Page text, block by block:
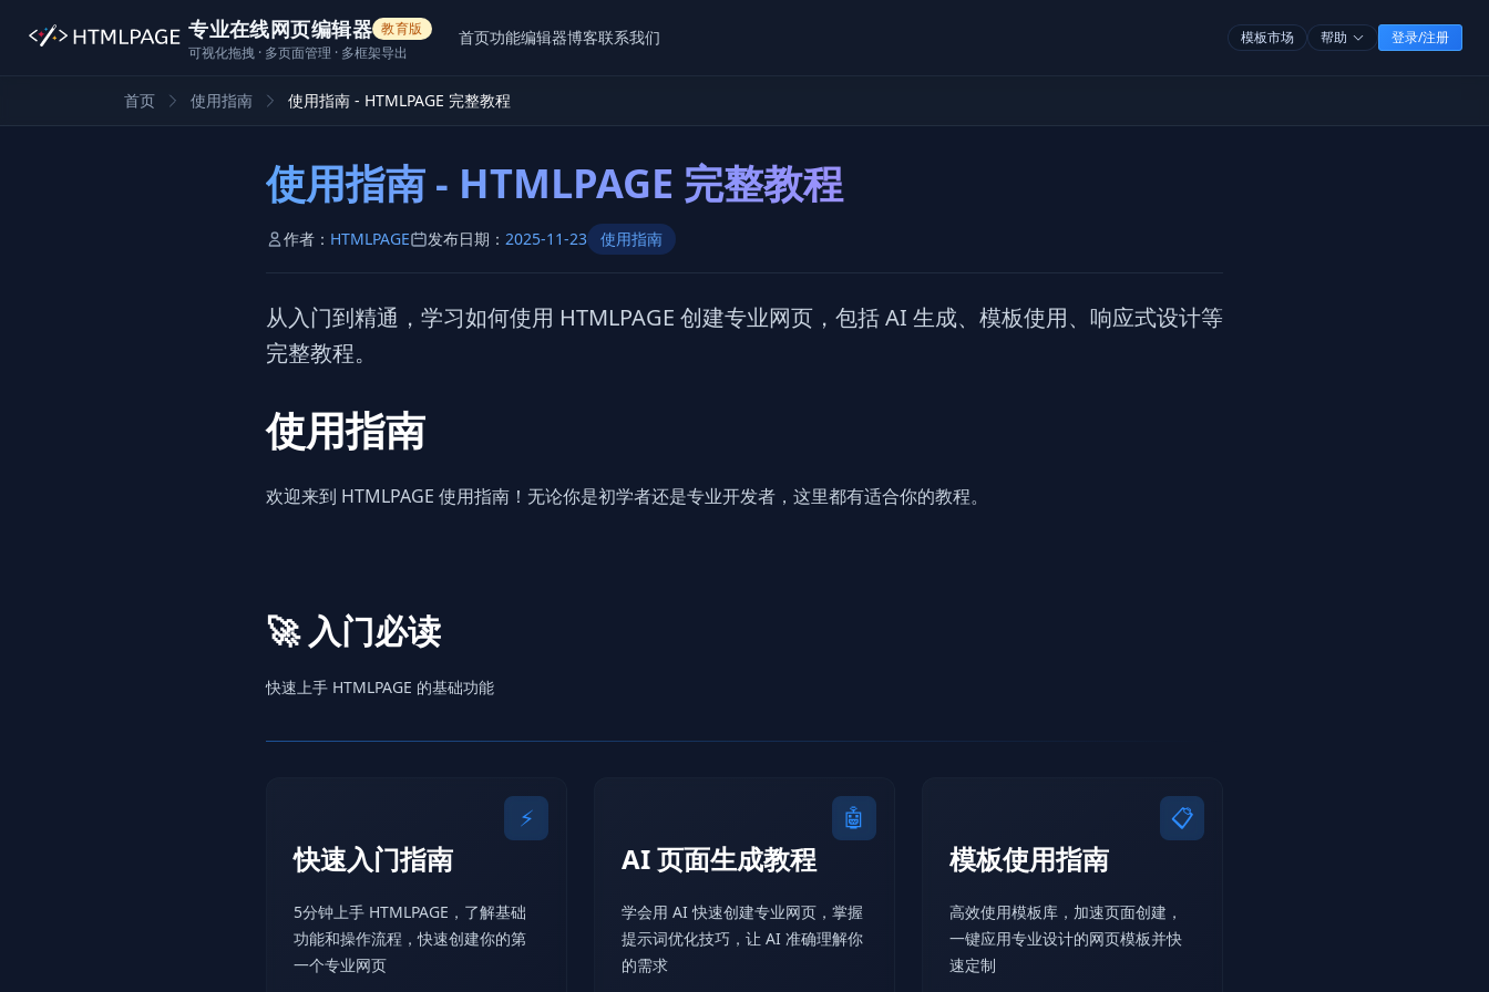
专业在线网页编辑器 教育版
可视化拖拽 · 多页面管理 · 多框架导出
首页功能编辑器博客联系我们 模板市场 帮助 登录/注册
首页 使用指南 使用指南 - HTMLPAGE 完整教程
使用指南 - HTMLPAGE 完整教程
作者： HTMLPAGE 发布日期： 2025-11-23 使用指南
从入门到精通，学习如何使用 HTMLPAGE 创建专业网页，包括 AI 生成、模板使用、响应式设计等
完整教程。
使用指南
欢迎来到 HTMLPAGE 使用指南！无论你是初学者还是专业开发者，这里都有适合你的教程。
🚀 入门必读
快速上手 HTMLPAGE 的基础功能
⚡
快速入门指南
5分钟上手 HTMLPAGE，了解基础
功能和操作流程，快速创建你的第
一个专业网页
🤖
AI 页面生成教程
学会用 AI 快速创建专业网页，掌握
提示词优化技巧，让 AI 准确理解你
的需求
📋
模板使用指南
高效使用模板库，加速页面创建，
一键应用专业设计的网页模板并快
速定制